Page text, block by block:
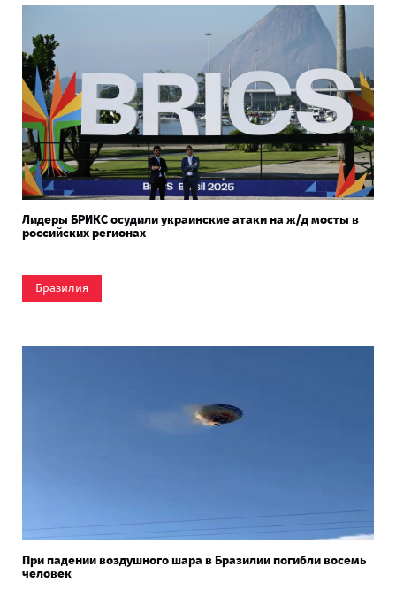
Лидеры БРИКС осудили украинские атаки на ж/д мосты в
российских регионах
Бразилия
При падении воздушного шара в Бразилии погибли восемь
человек